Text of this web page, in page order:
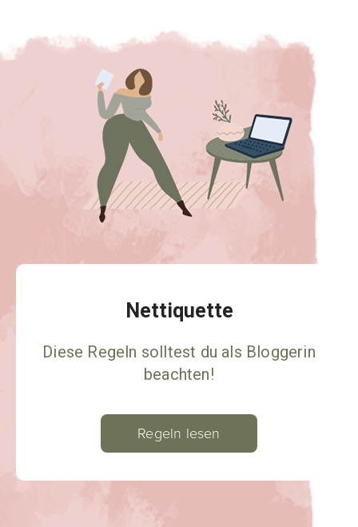
Nettiquette
Diese Regeln solltest du als Bloggerin
beachten!
Regeln lesen